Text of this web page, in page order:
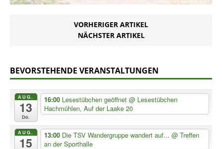
VORHERIGER ARTIKEL
NÄCHSTER ARTIKEL
BEVORSTEHENDE VERANSTALTUNGEN
AUG.
13
Do.
16:00 Lesestübchen geöffnet @ Lesestübchen
Hachmühlen, Auf der Laake 20
AUG.
15
13:00 Die TSV Wandergruppe wandert auf... @ Treffen
an der Sporthalle